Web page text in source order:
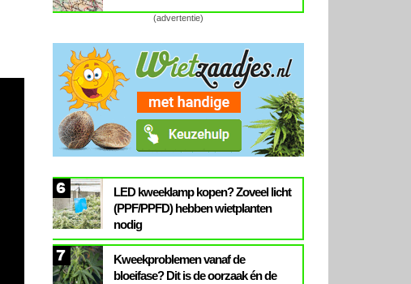
(advertentie)
6
LED kweeklamp kopen? Zoveel licht
(PPF/PPFD) hebben wietplanten
nodig
7
Kweekproblemen vanaf de
bloeifase? Dit is de oorzaak én de